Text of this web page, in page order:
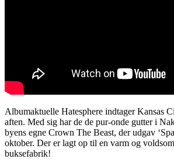
Albumaktuelle Hatesphere indtager Kansas
aften. Med sig har de de pur-onde gutter i
byens egne Crown The Beast, der udgav
oktober. Der er lagt op til en varm og
buksefabrik!